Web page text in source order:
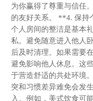
为你赢得了尊重与信任
的友好关系。 **4. 保持
个人房间的整洁是基本
私。避免随意进入他人
后及时清理。如果需要
避免影响他人休息。这
于营造舒适的共处环境
突和习惯差异难免会发
入。例如，美式饮食可